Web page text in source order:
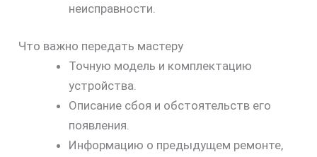
неисправности.
Что важно передать мастеру
Точную модель и комплектацию
устройства.
Описание сбоя и обстоятельств его
появления.
Информацию о предыдущем ремонте,